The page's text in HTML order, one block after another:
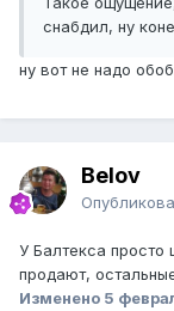
снабдил, ну
ну вот не надо
Belov
У Балтекса просто
продают,
Изменено 5